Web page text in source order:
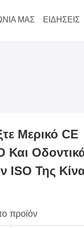
ΜΑΣ ΕΙΔΉΣΕΙΣ
Μερικό CE
Και
ISO Της
προϊόν